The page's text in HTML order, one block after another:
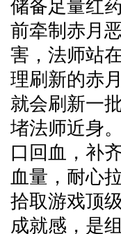
储备足量红
前牵制赤月
害，法师站
理刷新的赤
就会刷新一
堵法师近身
口回血，补
血量，耐心
拾取游戏顶
成就感，是